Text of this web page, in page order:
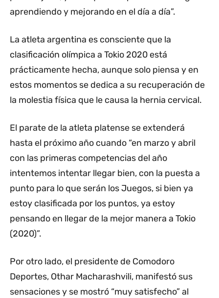
aprendiendo y mejorando en el día a día”.
La atleta argentina es consciente que la
clasificación olímpica a Tokio 2020 está
prácticamente hecha, aunque solo piensa y en
estos momentos se dedica a su recuperación de
la molestia física que le causa la hernia cervical.
El parate de la atleta platense se extenderá
hasta el próximo año cuando “en marzo y abril
con las primeras competencias del año
intentemos intentar llegar bien, con la puesta a
punto para lo que serán los Juegos, si bien ya
estoy clasificada por los puntos, ya estoy
pensando en llegar de la mejor manera a Tokio
(2020)”.
Por otro lado, el presidente de Comodoro
Deportes, Othar Macharashvili, manifestó sus
sensaciones y se mostró “muy satisfecho” al